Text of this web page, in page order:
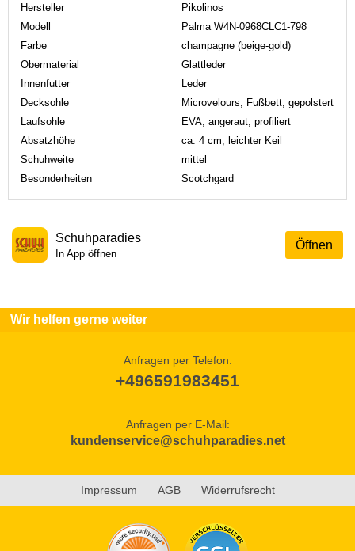
Hersteller
Pikolinos
Modell
Palma W4N-0968CLC1-798
Farbe
champagne (beige-gold)
Obermaterial
Glattleder
Innenfutter
Leder
Decksohle
Microvelours, Fußbett, gepolstert
Laufsohle
EVA, angeraut, profiliert
Absatzhöhe
ca. 4 cm, leichter Keil
Schuhweite
mittel
Besonderheiten
Scotchgard
Öffnen
Schuhparadies
In App öffnen
Wir helfen gerne weiter
Anfragen per Telefon:
+496591983451
Anfragen per E-Mail:
kundenservice@schuhparadies.net
Impressum AGB Widerrufsrecht